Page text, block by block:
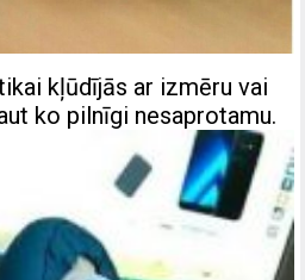
kļūdījās ar izmēru vai
ko pilnīgi nesaprotamu.